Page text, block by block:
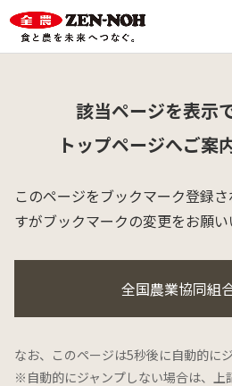
該当ページを表示
トップページへご案
このページをブックマーク登録さ
すがブックマークの変更をお願い
全国農業協同組
なお、このページは5秒後に自動的にジ
※自動的にジャンプしない場合は、上